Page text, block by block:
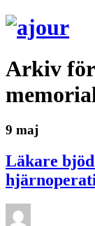
Arkiv för
9 maj
Läkare